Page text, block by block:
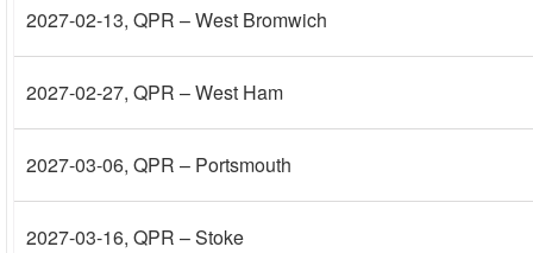
2027-02-13, QPR – West Bromwich
2027-02-27, QPR – West Ham
2027-03-06, QPR – Portsmouth
2027-03-16, QPR – Stoke